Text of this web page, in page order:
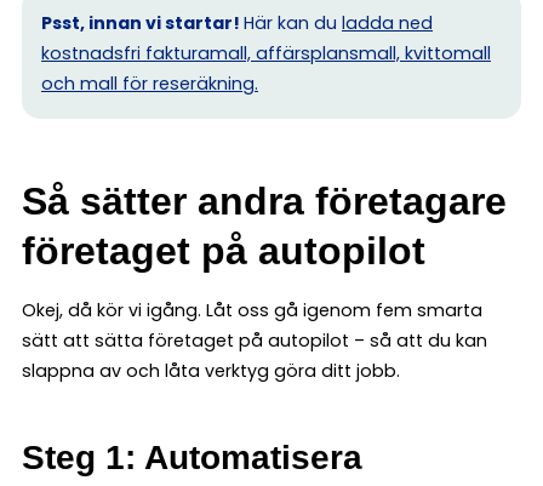
Psst, innan vi startar! Här kan du ladda ned
kostnadsfri fakturamall, affärsplansmall, kvittomall
och mall för reseräkning.
Så sätter andra företagare
företaget på autopilot
Okej, då kör vi igång. Låt oss gå igenom fem smarta
sätt att sätta företaget på autopilot – så att du kan
slappna av och låta verktyg göra ditt jobb.
Steg 1: Automatisera